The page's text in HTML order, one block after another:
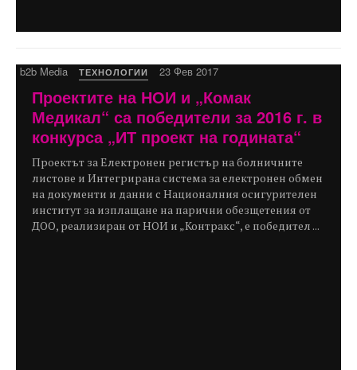
b2b Media ТЕХНОЛОГИИ 23 Фев 2017
Проектите на НОИ и „Комак
Медикал“ са победители за 2016 г. в
конкурса „ИТ проект на годината“
Проектът за Електронен регистър на болничните
листове и Интегрирана система за електронен обмен
на документи и данни с Националния осигурителен
институт за изплащане на парични обезщетения от
ДОО, реализиран от НОИ и „Контракс“, е победител ...